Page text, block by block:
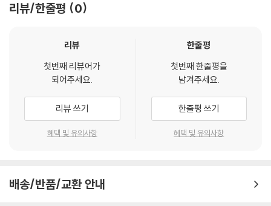
리뷰/한줄평 0
리뷰
첫번째 리뷰어가
되어주세요.
리뷰 쓰기
혜택 및 유의사항
한줄평
첫번째 한줄평을
남겨주세요.
한줄평 쓰기
혜택 및 유의사항
배송/반품/교환 안내